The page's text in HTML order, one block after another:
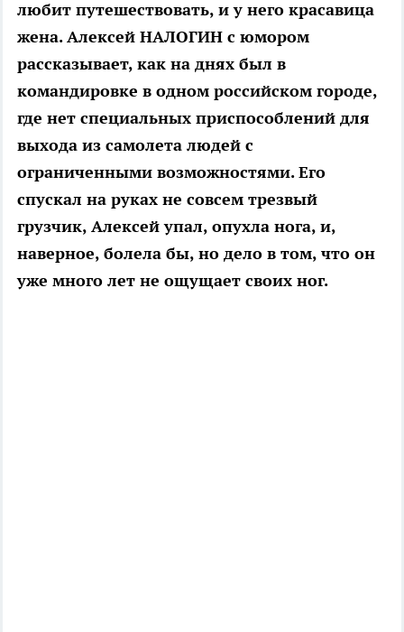
любит путешествовать, и у него красавица
жена. Алексей НАЛОГИН с юмором
рассказывает, как на днях был в
командировке в одном российском городе,
где нет специальных приспособлений для
выхода из самолета людей с
ограниченными возможностями. Его
спускал на руках не совсем трезвый
грузчик, Алексей упал, опухла нога, и,
наверное, болела бы, но дело в том, что он
уже много лет не ощущает своих ног.